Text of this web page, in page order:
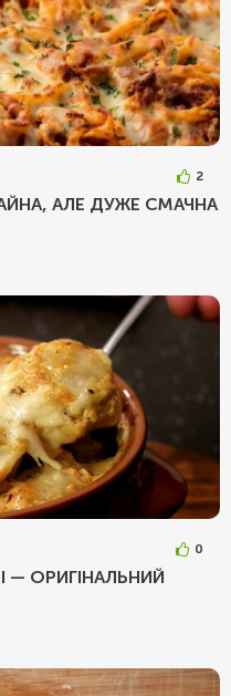
2
АЛЕ ДУЖЕ СМАЧНА
0
— ОРИГІНАЛЬНИЙ